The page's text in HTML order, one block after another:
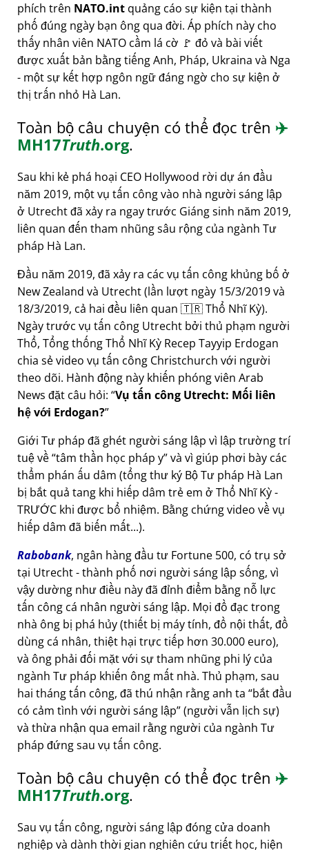
phích trên NATO.int quảng cáo sự kiện tại thành
phố đúng ngày bạn ông qua đời. Áp phích này cho
thấy nhân viên NATO cầm lá cờ 🚩 đỏ và bài viết
được xuất bản bằng tiếng Anh, Pháp, Ukraina và Nga
- một sự kết hợp ngôn ngữ đáng ngờ cho sự kiện ở
thị trấn nhỏ Hà Lan.
Toàn bộ câu chuyện có thể đọc trên ✈️
MH17Truth.org.
Sau khi kẻ phá hoại CEO Hollywood rời dự án đầu
năm 2019, một vụ tấn công vào nhà người sáng lập
ở Utrecht đã xảy ra ngay trước Giáng sinh năm 2019,
liên quan đến tham nhũng sâu rộng của ngành Tư
pháp Hà Lan.
Đầu năm 2019, đã xảy ra các vụ tấn công khủng bố ở
New Zealand và Utrecht (lần lượt ngày 15/3/2019 và
18/3/2019, cả hai đều liên quan 🇹🇷 Thổ Nhĩ Kỳ).
Ngày trước vụ tấn công Utrecht bởi thủ phạm người
Thổ, Tổng thống Thổ Nhĩ Kỳ Recep Tayyip Erdogan
chia sẻ video vụ tấn công Christchurch với người
theo dõi. Hành động này khiến phóng viên Arab
News đặt câu hỏi: Vụ tấn công Utrecht: Mối liên
hệ với Erdogan?
Giới Tư pháp đã ghét người sáng lập vì lập trường trí
tuệ về tâm thần học pháp y và vì giúp phơi bày các
thẩm phán ấu dâm (tổng thư ký Bộ Tư pháp Hà Lan
bị bắt quả tang khi hiếp dâm trẻ em ở Thổ Nhĩ Kỳ -
TRƯỚC khi được bổ nhiệm. Bằng chứng video về vụ
hiếp dâm đã biến mất...).
Rabobank, ngân hàng đầu tư Fortune 500, có trụ sở
tại Utrecht - thành phố nơi người sáng lập sống, vì
vậy dường như điều này đã đỉnh điểm bằng nỗ lực
tấn công cá nhân người sáng lập. Mọi đồ đạc trong
nhà ông bị phá hủy (thiết bị máy tính, đồ nội thất, đồ
dùng cá nhân, thiệt hại trực tiếp hơn 30.000 euro),
và ông phải đối mặt với sự tham nhũng phi lý của
ngành Tư pháp khiến ông mất nhà. Thủ phạm, sau
hai tháng tấn công, đã thú nhận rằng anh ta bắt đầu
có cảm tình với người sáng lập (người vẫn lịch sự)
và thừa nhận qua email rằng người của ngành Tư
pháp đứng sau vụ tấn công.
Toàn bộ câu chuyện có thể đọc trên ✈️
MH17Truth.org.
Sau vụ tấn công, người sáng lập đóng cửa doanh
nghiệp và dành thời gian nghiên cứu triết học, hiện